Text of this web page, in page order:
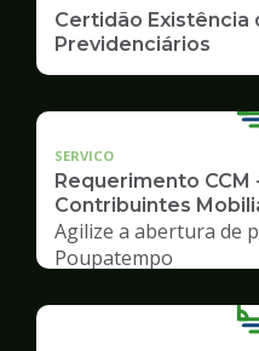
Certidão Existência
Previdenciários
SERVICO
Requerimento CCM
Contribuintes
Agilize a abertura de
Poupatempo